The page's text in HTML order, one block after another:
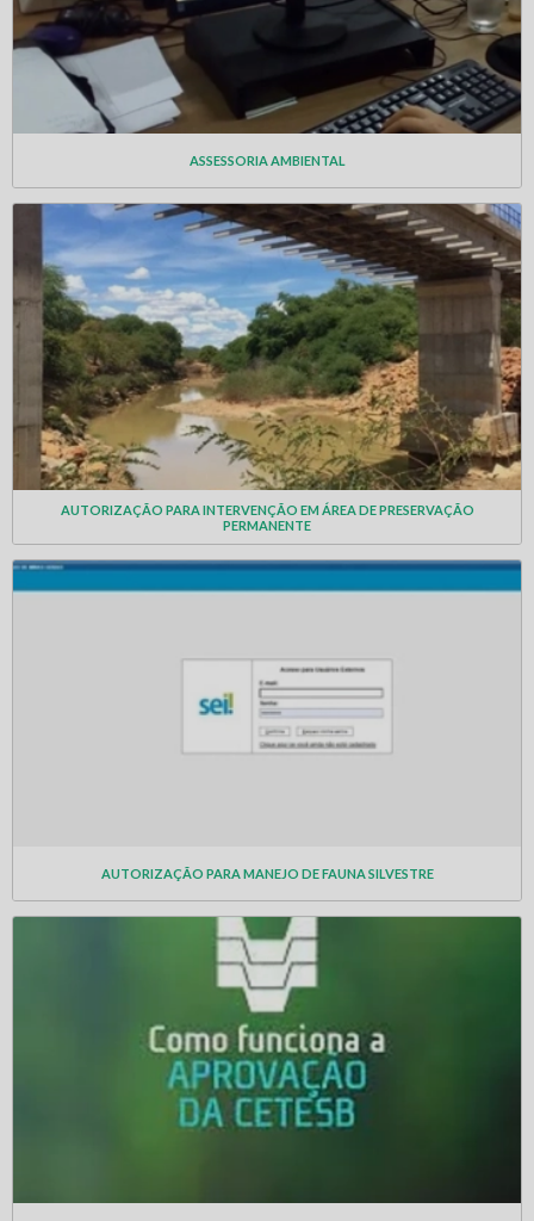
ASSESSORIA AMBIENTAL
AUTORIZAÇÃO PARA INTERVENÇÃO EM ÁREA DE PRESERVAÇÃO
PERMANENTE
AUTORIZAÇÃO PARA MANEJO DE FAUNA SILVESTRE